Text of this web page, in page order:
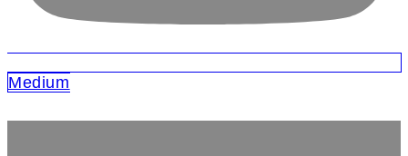
Medium